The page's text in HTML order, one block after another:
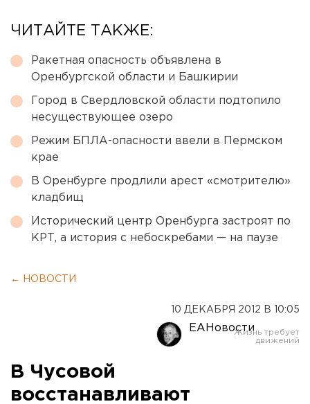
ЧИТАЙТЕ ТАКЖЕ:
Ракетная опасность объявлена в
Оренбургской области и Башкирии
Город в Свердловской области подтопило
несуществующее озеро
Режим БПЛА-опасности ввели в Пермском
крае
В Оренбурге продлили арест «смотрителю»
кладбищ
Исторический центр Оренбурга застроят по
КРТ, а история с небоскребами — на паузе
← НОВОСТИ
10 ДЕКАБРЯ 2012 В 10:05
ЕАНовости
В Чусовой
восстанавливают